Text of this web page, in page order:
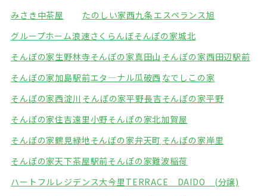
みさき中茶屋
たのしい家西九条エスペランス旭
グループホーム浪速さくらんぼそんぽの家城北
そんぽの家生野林寺そんぽの家真田山 そんぽの家西田辺駅前
そんぽの家加島駅前エタ―ナル瓜破西 なでしこの家
そんぽの家西淀川 そんぽの家平野長吉そんぽの家平野
そんぽの家住吉遠里小野そんぽの家北加賀屋
そんぽの家鶴見緑地そんぽの家弁天町 そんぽの家岸里
そんぽの家天下茶屋駅前そんぽの家難波稲荷
ハートフルレジデンス大今里 TERRACE DAIDO (分譲)